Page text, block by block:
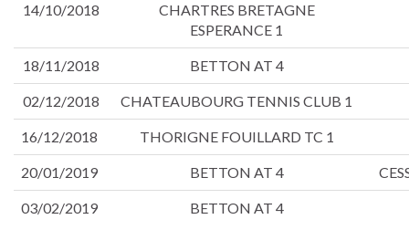
14/10/2018
CHARTRES BRETAGNE
ESPERANCE 1
18/11/2018 BETTON AT 4
02/12/2018 CHATEAUBOURG TENNIS CLUB 1
16/12/2018 THORIGNE FOUILLARD TC 1
20/01/2019 BETTON AT 4
03/02/2019 BETTON AT 4